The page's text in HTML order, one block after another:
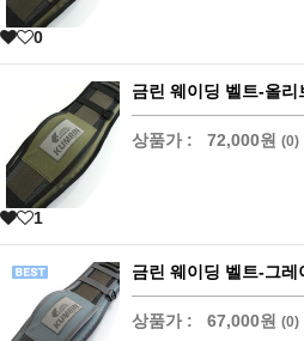
0
금린 웨이딩 벨트-올
상품가 : 72,000원 (0)
1
금린 웨이딩 벨트-그
상품가 : 67,000원 (0)